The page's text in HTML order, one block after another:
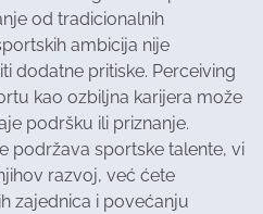
od tradicionalnih
ambicija nije
dodatne pritiske. Perceiving
kao ozbiljna karijera može
podršku ili priznanje.
podržava sportske talente, vi
razvoj, već ćete
zajednica i povećanju